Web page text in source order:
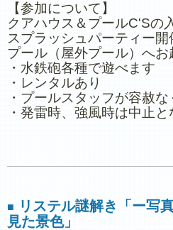
【参加について】
クアハウス＆プールC'Sの
スプラッシュパーティー
プール（屋外プール）へお
・水鉄砲各種で遊べます
・レンタルあり
・プールスタッフが容赦
・発雷時、強風時は中止と
■
リステル謎解き「ー写
見た景色」